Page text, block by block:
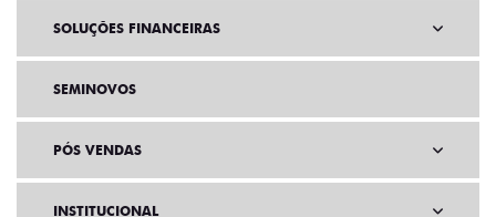
SOLUÇÕES FINANCEIRAS
SEMINOVOS
PÓS VENDAS
INSTITUCIONAL